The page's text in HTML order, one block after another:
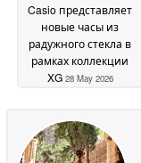
Casio представляет
новые часы из
радужного стекла в
рамках коллекции
XG 28 May 2026